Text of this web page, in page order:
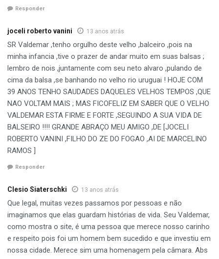
Responder
joceli roberto vanini 13 anos atrás
SR Valdemar ,tenho orgulho deste velho ,balceiro ,pois na
minha infancia ,tive o prazer de andar muito em suas balsas ;
lembro de nois ,juntamente com seu neto alvaro ,pulando de
cima da balsa ,se banhando no velho rio uruguai ! HOJE COM
39 ANOS TENHO SAUDADES DAQUELES VELHOS TEMPOS ,QUE
NAO VOLTAM MAIS ; MAS FICOFELIZ EM SABER QUE O VELHO
VALDEMAR ESTA FIRME E FORTE ,SEGUINDO A SUA VIDA DE
BALSEIRO !!!! GRANDE ABRAÇO MEU AMIGO ,DE [JOCELI
ROBERTO VANINI ,FILHO DO ZE DO FOGAO ,AI DE MARCELINO
RAMOS ]
Responder
Clesio Siaterschki 13 anos atrás
Que legal, muitas vezes passamos por pessoas e não
imaginamos que elas guardam histórias de vida. Seu Valdemar,
como mostra o site, é uma pessoa que merece nosso carinho
e respeito pois foi um homem bem sucedido e que investiu em
nossa cidade. Merece sim uma homenagem pela câmara. Abs